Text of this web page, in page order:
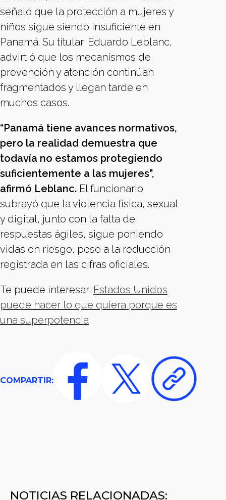
señaló que la protección a mujeres y
niños sigue siendo insuficiente en
Panamá. Su titular, Eduardo Leblanc,
advirtió que los mecanismos de
prevención y atención continúan
fragmentados y llegan tarde en
muchos casos.
“Panamá tiene avances normativos,
pero la realidad demuestra que
todavía no estamos protegiendo
suficientemente a las mujeres”,
afirmó Leblanc. El funcionario
subrayó que la violencia física, sexual
y digital, junto con la falta de
respuestas ágiles, sigue poniendo
vidas en riesgo, pese a la reducción
registrada en las cifras oficiales.
Te puede interesar: Estados Unidos
puede hacer lo que quiera porque es
una superpotencia
COMPARTIR:
NOTICIAS RELACIONADAS: